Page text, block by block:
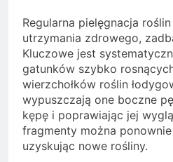
Regularna pielęgnacja
utrzymania zdrowego,
Kluczowe jest
gatunków szybko
wierzchołków roślin
wypuszczają one boczne
kępę i poprawiając jej
fragmenty można
uzyskując nowe rośliny.